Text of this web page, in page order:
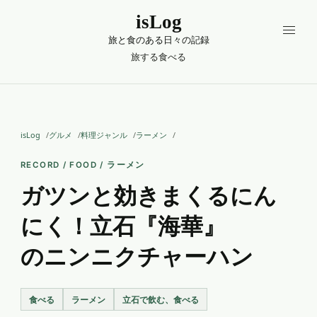
isLog
旅と食のある日々の記録
旅する食べる
isLog グルメ 料理ジャンル ラーメン
RECORD / FOOD / ラーメン
ガツンと効きまくるにん
にく！立石『海華』
のニンニクチャーハン
食べる ラーメン 立石で飲む、食べる